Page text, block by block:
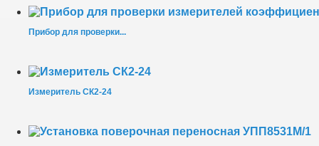
Прибор для проверки...
Измеритель СК2-24